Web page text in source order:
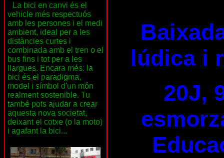
La bici en canvi és el
vehicle més respectuós
amb les persones i el medi
ambient, ideal per a les
distàncies curtes i
combinada amb el tren o el
bus fins i tot per a les
llargues. Encara més: la
bici és el paradigma,
model i símbol d'un món
realment sostenible. Tu
també pots ajudar a crear
aquesta nova societat,
deixant el cotxe (o la moto)
i agafant la bici...
lúdica i
20J,